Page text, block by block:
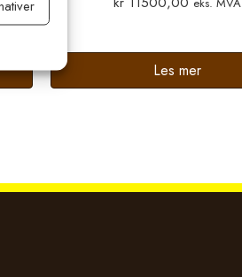
aktiv
Les mer